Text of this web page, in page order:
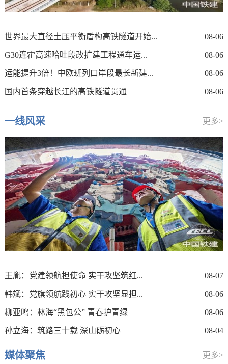
世界最大直径土压平衡盾构高铁隧道开始... 08-06
G30连霍高速哈吐段改扩建工程通车运... 08-06
运能提升3倍！中欧班列口岸段最长新建... 08-06
国内首条穿越长江的高铁隧道贯通 08-06
一线风采 更多>
王胤：党建领航担使命 实干攻坚筑红... 08-07
韩斌：党旗领航践初心 实干攻坚显担... 08-06
柳亚鸣：林海“黑包公” 青春护青绿 08-06
孙立海：筑路三十载 深山砺初心 08-04
媒体聚焦 更多>